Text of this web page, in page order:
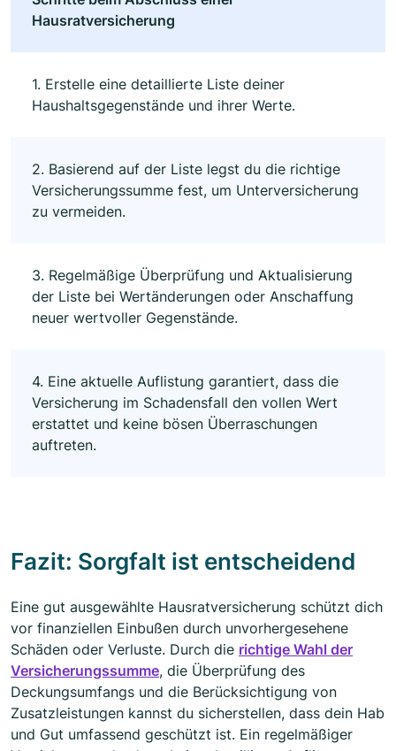
Hausratversicherung
1. Erstelle eine detaillierte Liste deiner
Haushaltsgegenstände und ihrer Werte.
2. Basierend auf der Liste legst du die richtige
Versicherungssumme fest, um Unterversicherung
zu vermeiden.
3. Regelmäßige Überprüfung und Aktualisierung
der Liste bei Wertänderungen oder Anschaffung
neuer wertvoller Gegenstände.
4. Eine aktuelle Auflistung garantiert, dass die
Versicherung im Schadensfall den vollen Wert
erstattet und keine bösen Überraschungen
auftreten.
Fazit: Sorgfalt ist entscheidend
Eine gut ausgewählte Hausratversicherung schützt dich
vor finanziellen Einbußen durch unvorhergesehene
Schäden oder Verluste. Durch die richtige Wahl der
Versicherungssumme, die Überprüfung des
Deckungsumfangs und die Berücksichtigung von
Zusatzleistungen kannst du sicherstellen, dass dein Hab
und Gut umfassend geschützt ist. Ein regelmäßiger